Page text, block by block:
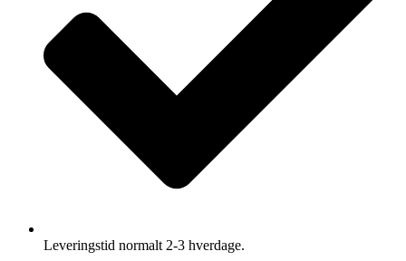
Leveringstid normalt 2-3 hverdage.